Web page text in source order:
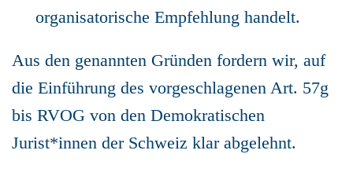
organisatorische Empfehlung handelt.
Aus den genannten Gründen fordern wir, auf
die Einführung des vorgeschlagenen Art. 57g
bis RVOG von den Demokratischen
Jurist*innen der Schweiz klar abgelehnt.